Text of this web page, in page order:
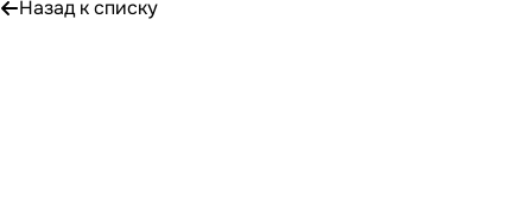
Назад к списку